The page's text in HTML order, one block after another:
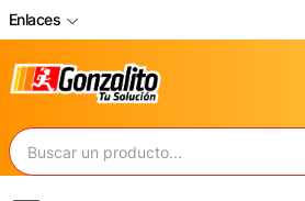
Enlaces